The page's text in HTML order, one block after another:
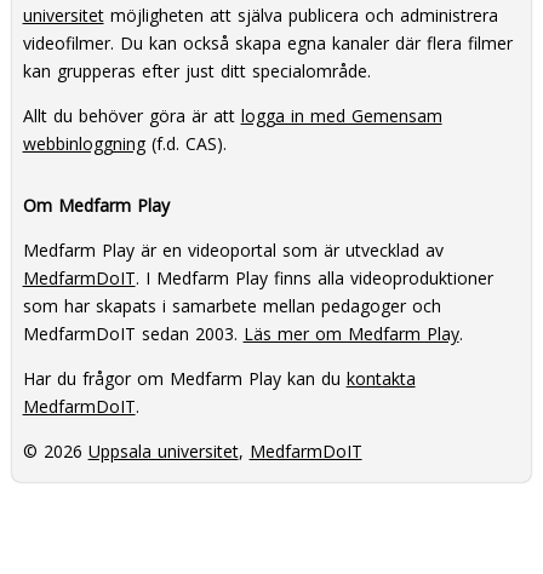
universitetmöjligheten att själva publicera och administrera
videofilmer. Du kan också skapa egna kanaler där flera filmer
kan grupperas efter just ditt specialområde.
Allt du behöver göra är att logga in med Gemensam
webbinloggning(f.d. CAS).
Om Medfarm Play
Medfarm Play är en videoportal som är utvecklad av
MedfarmDoIT. I Medfarm Play finns alla videoproduktioner
som har skapats i samarbete mellan pedagoger och
MedfarmDoIT sedan 2003. Läs mer om Medfarm Play.
Har du frågor om Medfarm Play kan du kontakta
MedfarmDoIT.
© 2026 Uppsala universitet, MedfarmDoIT